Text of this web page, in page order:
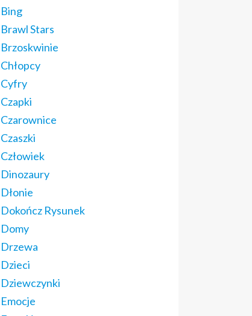
Bing
Brawl Stars
Brzoskwinie
Chłopcy
Cyfry
Czapki
Czarownice
Czaszki
Człowiek
Dinozaury
Dłonie
Dokończ Rysunek
Domy
Drzewa
Dzieci
Dziewczynki
Emocje